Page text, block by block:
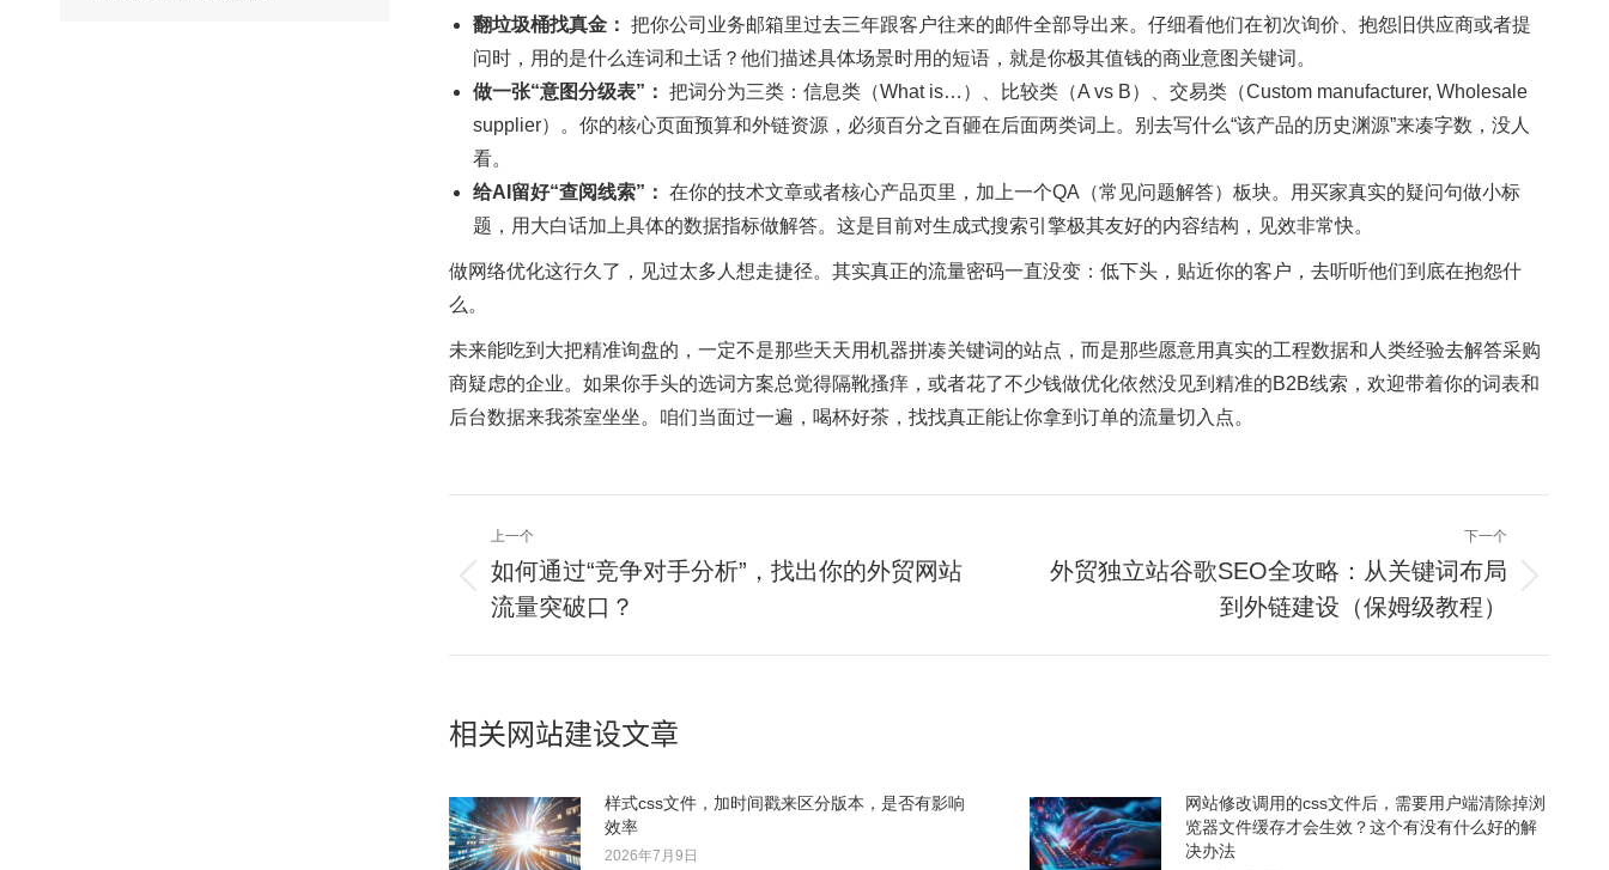
翻垃圾桶找真金： 把你公司业务邮箱里过去三年跟客户往来的邮件全部导出来。仔细看他们在初次询价、抱怨旧供应商或者提
问时，用的是什么连词和土话？他们描述具体场景时用的短语，就是你极其值钱的商业意图关键词。
做一张“意图分级表”： 把词分为三类：信息类（What is…）、比较类（A vs B）、交易类（Custom manufacturer, Wholesale
supplier）。你的核心页面预算和外链资源，必须百分之百砸在后面两类词上。别去写什么“该产品的历史渊源”来凑字数，没人
看。
给AI留好“查阅线索”： 在你的技术文章或者核心产品页里，加上一个QA（常见问题解答）板块。用买家真实的疑问句做小标
题，用大白话加上具体的数据指标做解答。这是目前对生成式搜索引擎极其友好的内容结构，见效非常快。
做网络优化这行久了，见过太多人想走捷径。其实真正的流量密码一直没变：低下头，贴近你的客户，去听听他们到底在抱怨什
么。
未来能吃到大把精准询盘的，一定不是那些天天用机器拼凑关键词的站点，而是那些愿意用真实的工程数据和人类经验去解答采购
商疑虑的企业。如果你手头的选词方案总觉得隔靴搔痒，或者花了不少钱做优化依然没见到精准的B2B线索，欢迎带着你的词表和
后台数据来我茶室坐坐。咱们当面过一遍，喝杯好茶，找找真正能让你拿到订单的流量切入点。
章
上一个
上
一
如何通过“竞争对手分析”，找出你的外贸网站
流量突破口？
下一个
下
外贸独立站谷歌SEO全攻略：从关键词布局
到外链建设（保姆级教程）
相关网站建设文章
样式css文件，加时间戳来区分版本，是否有影响
效率
2026年7月9日
网站修改调用的css文件后，需要用户端清除掉浏
览器文件缓存才会生效？这个有没有什么好的解
决办法